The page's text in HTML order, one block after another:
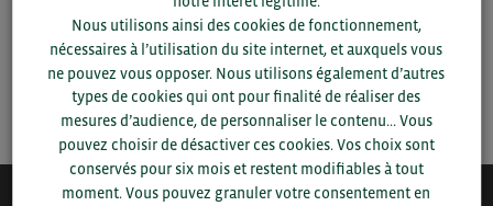
SAUVEGARDER
Nous utilisons ainsi des cookies de fonctionnement,
nécessaires à l’utilisation du site internet, et auxquels vous
ne pouvez vous opposer. Nous utilisons également d’autres
types de cookies qui ont pour finalité de réaliser des
mesures d’audience, de personnaliser le contenu... Vous
pouvez choisir de désactiver ces cookies. Vos choix sont
conservés pour six mois et restent modifiables à tout
moment. Vous pouvez granuler votre consentement en